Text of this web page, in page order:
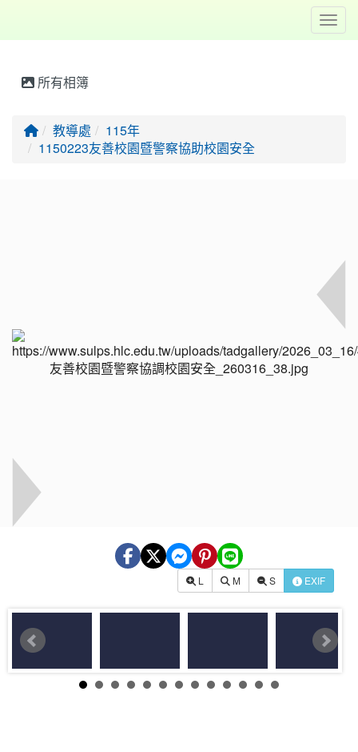
所有相簿
回首頁
教導處
115年
1150223友善校園暨警察協助校園安全
L M S EXIF